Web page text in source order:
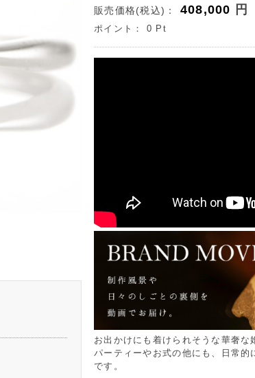
販売価格(税込)： 408,000 円
ポイント： 0 Pt
お出かけにも着けられそうな華奢な
パーティーやお式の他にも、日常的
です。